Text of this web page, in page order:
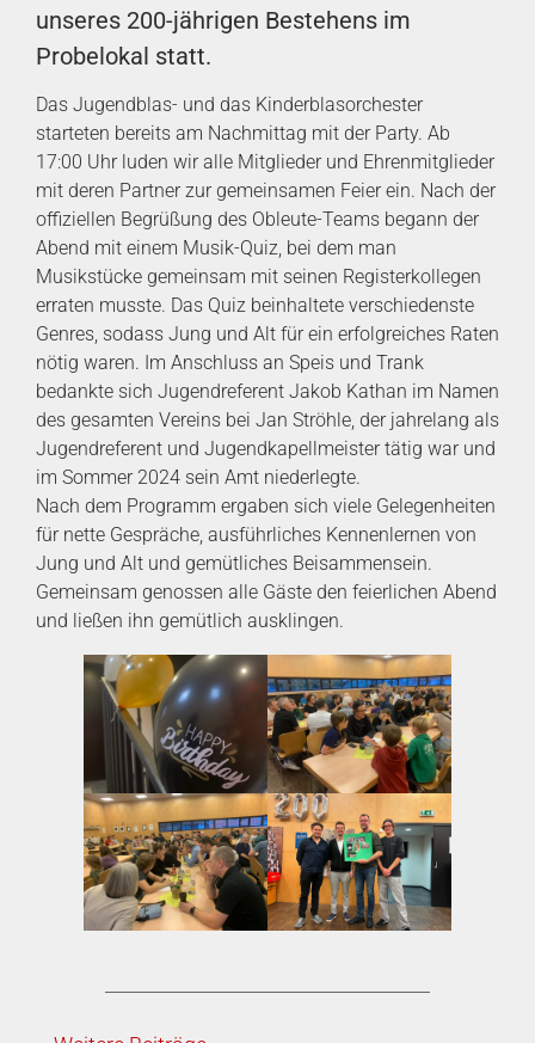
unseres 200-jährigen Bestehens im
Probelokal statt.
Das Jugendblas- und das Kinderblasorchester
starteten bereits am Nachmittag mit der Party. Ab
17:00 Uhr luden wir alle Mitglieder und Ehrenmitglieder
mit deren Partner zur gemeinsamen Feier ein. Nach der
offiziellen Begrüßung des Obleute-Teams begann der
Abend mit einem Musik-Quiz, bei dem man
Musikstücke gemeinsam mit seinen Registerkollegen
erraten musste. Das Quiz beinhaltete verschiedenste
Genres, sodass Jung und Alt für ein erfolgreiches Raten
nötig waren. Im Anschluss an Speis und Trank
bedankte sich Jugendreferent Jakob Kathan im Namen
des gesamten Vereins bei Jan Ströhle, der jahrelang als
Jugendreferent und Jugendkapellmeister tätig war und
im Sommer 2024 sein Amt niederlegte.
Nach dem Programm ergaben sich viele Gelegenheiten
für nette Gespräche, ausführliches Kennenlernen von
Jung und Alt und gemütliches Beisammensein.
Gemeinsam genossen alle Gäste den feierlichen Abend
und ließen ihn gemütlich ausklingen.